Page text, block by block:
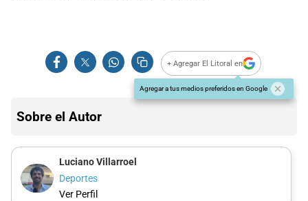
+ Agregar El Litoral en
Agregar a tus medios preferidos en Google
Sobre el Autor
Luciano Villarroel
Deportes
Ver Perfil